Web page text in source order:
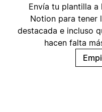
Envía tu plantilla a
Notion para tener
destacada e incluso
hacen falta